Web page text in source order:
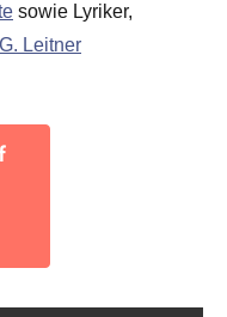
sowie Lyriker,
Leitner